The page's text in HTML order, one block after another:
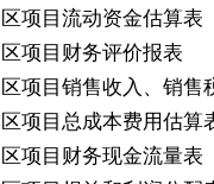
项目流动资金估算表
项目财务评价报表
项目销售收入、销售
项目总成本费用估算
项目财务现金流量表